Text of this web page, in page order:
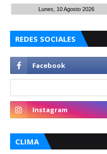
Lunes, 10 Agosto 2026
REDES SOCIALES
CLIMA